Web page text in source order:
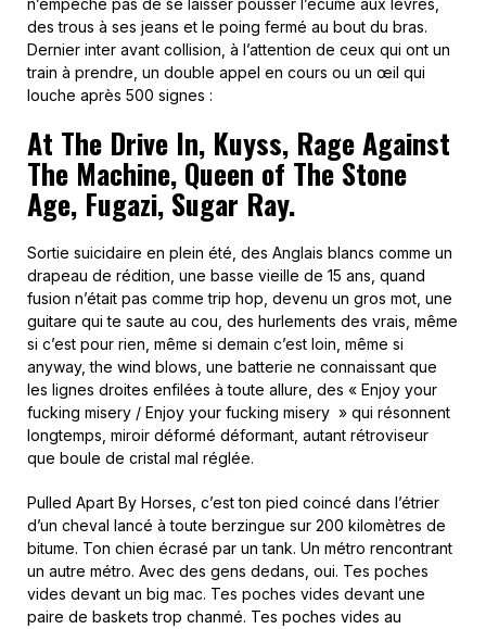
n’empêche pas de se laisser pousser l’écume aux lèvres,
des trous à ses jeans et le poing fermé au bout du bras.
Dernier inter avant collision, à l’attention de ceux qui ont un
train à prendre, un double appel en cours ou un œil qui
louche après 500 signes :
At The Drive In, Kuyss, Rage Against
The Machine, Queen of The Stone
Age, Fugazi, Sugar Ray.
Sortie suicidaire en plein été, des Anglais blancs comme un
drapeau de rédition, une basse vieille de 15 ans, quand
fusion n’était pas comme trip hop, devenu un gros mot, une
guitare qui te saute au cou, des hurlements des vrais, même
si c’est pour rien, même si demain c’est loin, même si
anyway, the wind blows, une batterie ne connaissant que
les lignes droites enfilées à toute allure, des « Enjoy your
fucking misery / Enjoy your fucking misery » qui résonnent
longtemps, miroir déformé déformant, autant rétroviseur
que boule de cristal mal réglée.
Pulled Apart By Horses, c’est ton pied coincé dans l’étrier
d’un cheval lancé à toute berzingue sur 200 kilomètres de
bitume. Ton chien écrasé par un tank. Un métro rencontrant
un autre métro. Avec des gens dedans, oui. Tes poches
vides devant un big mac. Tes poches vides devant une
paire de baskets trop chanmé. Tes poches vides au